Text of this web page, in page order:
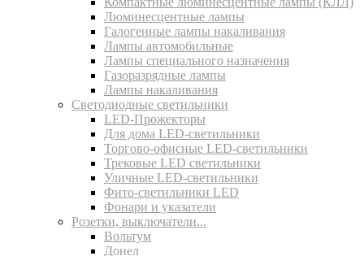
Люминесцентные лампы
Галогенные лампы накаливания
Лампы автомобильные
Лампы специального назначения
Газоразрядные лампы
Лампы накаливания
Светодиодные светильники
LED-Прожекторы
Для дома LED-светильники
Торгово-офисные LED-светильники
Трековые LED светильники
Уличные LED-светильники
Фито-светильники LED
Фонари и указатели
Розетки, выключатели...
Вольтум
Донел